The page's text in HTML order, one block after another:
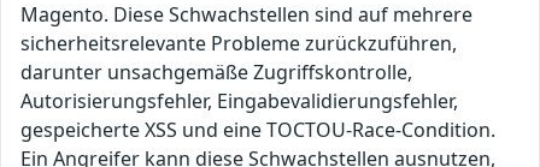
Magento. Diese Schwachstellen sind auf mehrere
sicherheitsrelevante Probleme zurückzuführen,
darunter unsachgemäße Zugriffskontrolle,
Autorisierungsfehler, Eingabevalidierungsfehler,
gespeicherte XSS und eine TOCTOU-Race-Condition.
Ein Angreifer kann diese Schwachstellen ausnutzen,